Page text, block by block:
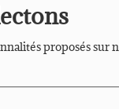
proposés sur